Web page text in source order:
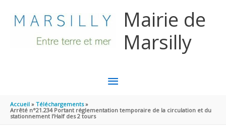
Mairie de
Marsilly
MENU
PRINCIPAL
Accueil
Téléchargements
Arrêté n°21.234 Portant réglementation temporaire de la circulation et du
stationnement l’Half des 2 tours